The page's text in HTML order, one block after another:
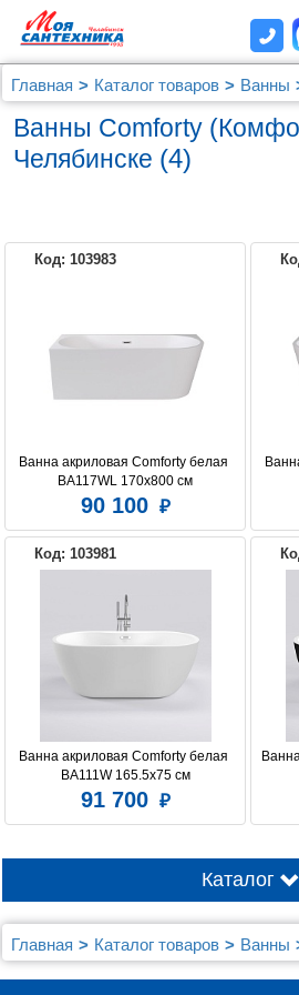
Главная Каталог товаров Ванны
Ванны Comforty
Челябинске (4)
Код: 103983
Ванна акриловая Comforty белая
BA117WL 170x800 см
90 100
Код: 103981
Ванна акриловая Comforty белая
BA111W 165.5x75 см
91 700
Каталог
Главная Каталог товаров Ванны